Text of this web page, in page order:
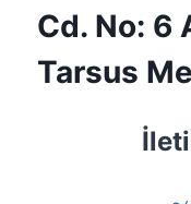
Cd. No: 6
Tarsus